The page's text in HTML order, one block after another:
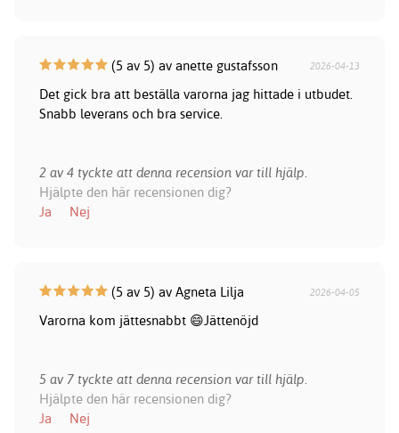
(5 av 5) av anette gustafsson 2026-04-13
Det gick bra att beställa varorna jag hittade i utbudet.
Snabb leverans och bra service.
2 av 4 tyckte att denna recension var till hjälp.
Hjälpte den här recensionen dig?
Ja
Nej
(5 av 5) av Agneta Lilja 2026-04-05
Varorna kom jättesnabbt 😄Jättenöjd
5 av 7 tyckte att denna recension var till hjälp.
Hjälpte den här recensionen dig?
Ja
Nej